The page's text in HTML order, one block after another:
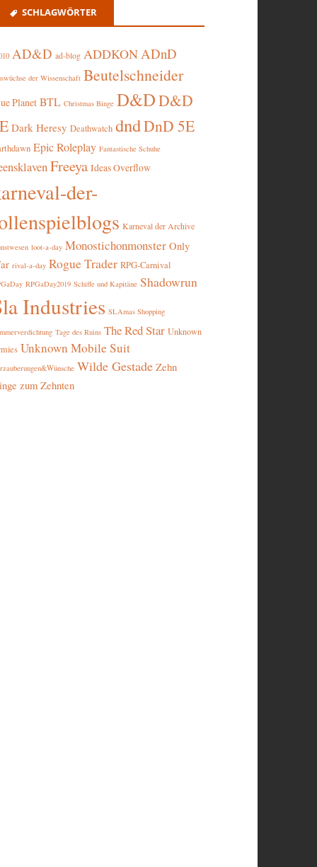
SCHLAGWÖRTER
AD&D ad-blog ADDKONADnD
der Wissenschaft Beutelschneider
Planet BTL Christmas Binge D&DD&D
Dark Heresy Deathwatch dndDnD 5E
Epic Roleplay Fantastische Schuhe
Freeya Ideas Overflow
der-
Karneval der Archive
loot-a-day Monostichonmonster Only
rival-a-day Rogue Trader RPG-Carnival
RPGaDay2019 Schiffe und Kapitäne Shadowrun
Industries SLAmas Shopping
Tage des Ruins The Red Star Unknown
Unknown Mobile Suit
Wilde Gestade Zehn
zum Zehnten